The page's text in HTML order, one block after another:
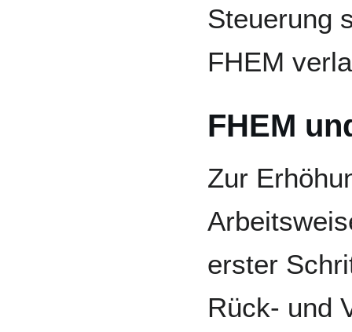
Steuerung
FHEM
FHEM
Zur
erster
Rück- und